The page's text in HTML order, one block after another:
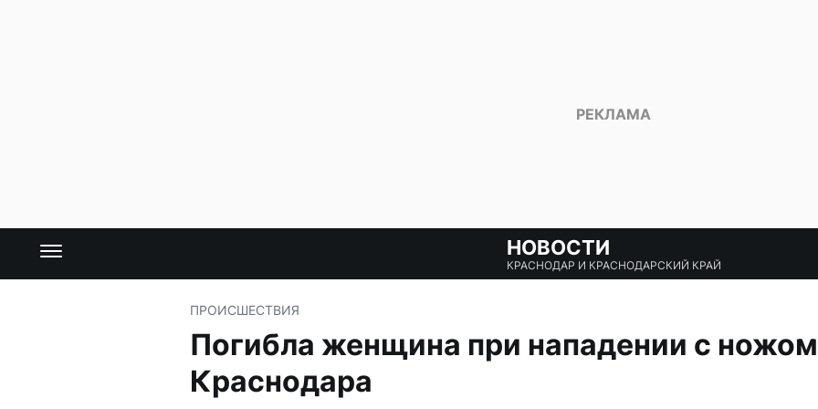
НОВОСТИ
КРАСНОДАР И КРАСНОДАРСКИЙ КРАЙ
ПРОИСШЕСТВИЯ
Погибла женщина при нападении с
Краснодара